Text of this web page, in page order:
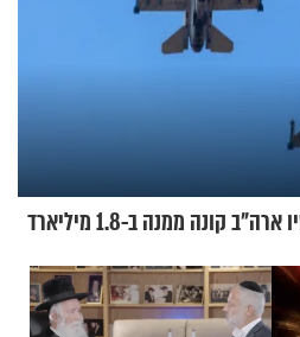
סירבו למכור לישראל - עכשיו ארה"ב קונה ממנה ב-1.8 מיליארד